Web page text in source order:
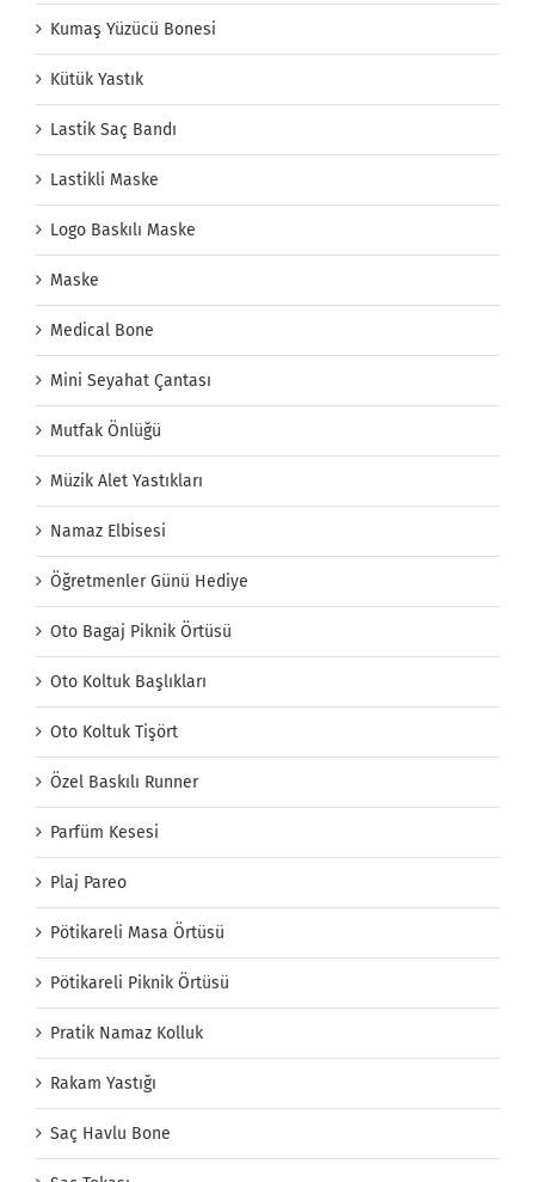
Kumaş Yüzücü Bonesi
Kütük Yastık
Lastik Saç Bandı
Lastikli Maske
Logo Baskılı Maske
Maske
Medical Bone
Mini Seyahat Çantası
Mutfak Önlüğü
Müzik Alet Yastıkları
Namaz Elbisesi
Öğretmenler Günü Hediye
Oto Bagaj Piknik Örtüsü
Oto Koltuk Başlıkları
Oto Koltuk Tişört
Özel Baskılı Runner
Parfüm Kesesi
Plaj Pareo
Pötikareli Masa Örtüsü
Pötikareli Piknik Örtüsü
Pratik Namaz Kolluk
Rakam Yastığı
Saç Havlu Bone